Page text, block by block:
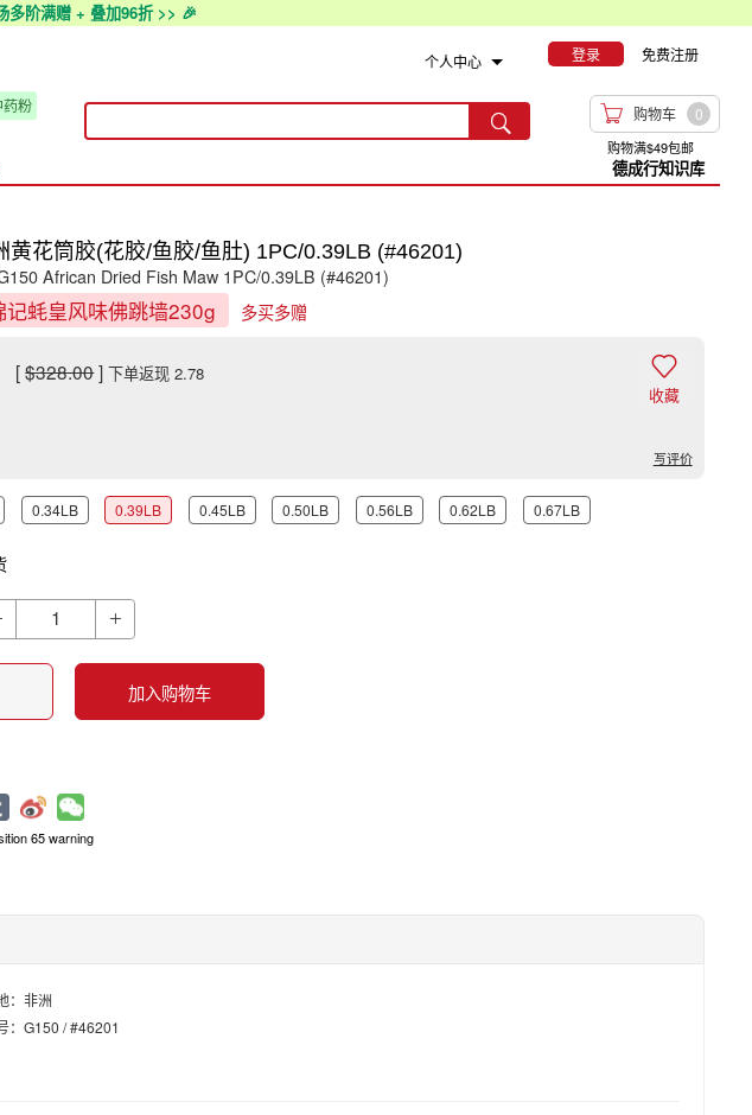
多阶满赠 + 叠加96折 >> 🎉
个人中心 登录 免费注册
粉
  购物车 0
购物满$49包邮
德成行知识库
黄花筒胶(花胶/鱼胶/鱼肚) 1PC/0.39LB (#46201)
African Dried Fish Maw 1PC/0.39LB (#46201)
记蚝皇风味佛跳墙230g 多买多赠
[$328.00]下单返现 2.78
写评价

收藏
0.34LB 0.39LB 0.45LB 0.50LB 0.56LB 0.62LB 0.67LB

加入购物车
65 warning
：非洲
：G150 / #46201